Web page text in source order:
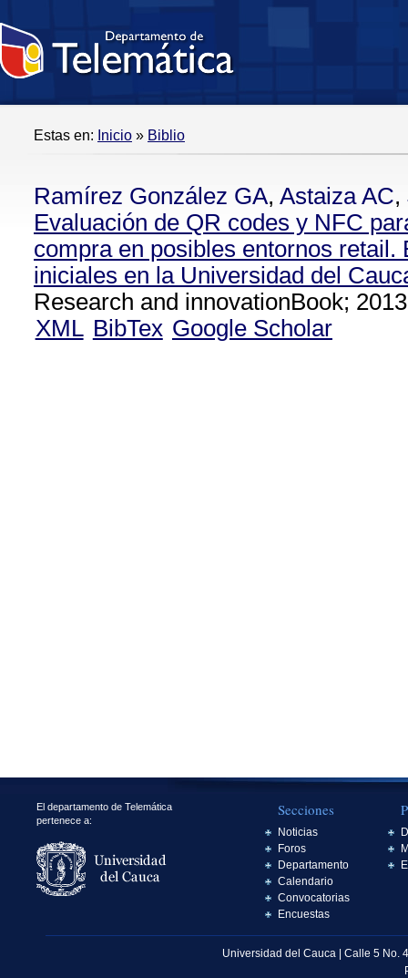
Estas en: Inicio » Biblio
Ramírez González GA, Astaiza AC,
Evaluación de QR codes y NFC
compra en posibles entornos retail.
iniciales en la Universidad del
Research and innovationBook;
XML BibTex Google Scholar
El departamento de Telemática
pertenece a:
Secciones
Noticias
Foros
Departamento
Calendario
Convocatorias
Encuestas
Universidad del Cauca | Calle 5 No.